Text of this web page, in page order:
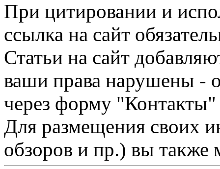
При цитировании и
ссылка на сайт
Статьи на сайт
ваши права нарушены -
через форму "Контакты"
Для размещения своих
обзоров и пр.) вы также